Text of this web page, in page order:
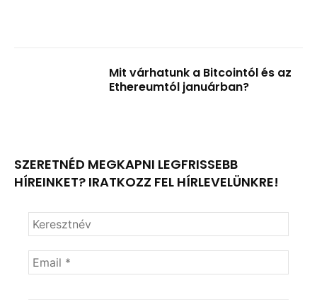
Mit várhatunk a Bitcointól és az
Ethereumtól januárban?
SZERETNÉD MEGKAPNI LEGFRISSEBB
HÍREINKET? IRATKOZZ FEL HÍRLEVELÜNKRE!